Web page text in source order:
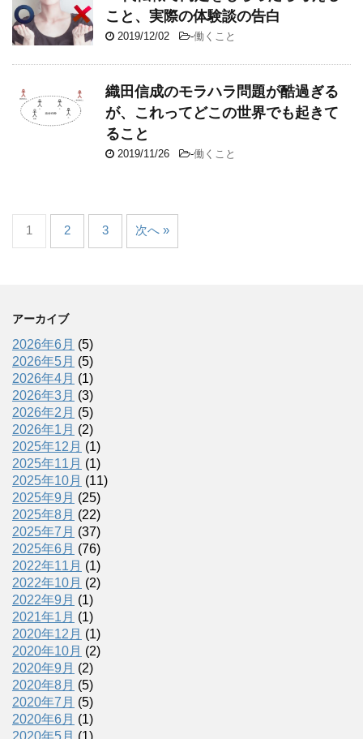
こと、実際の体験談の告白
2019/12/02 -働くこと
織田信成のモラハラ問題が酷過ぎる
が、これってどこの世界でも起きて
ること
2019/11/26 -働くこと
1 2 3 次へ »
アーカイブ
2026年6月 (5)
2026年5月 (5)
2026年4月 (1)
2026年3月 (3)
2026年2月 (5)
2026年1月 (2)
2025年12月 (1)
2025年11月 (1)
2025年10月 (11)
2025年9月 (25)
2025年8月 (22)
2025年7月 (37)
2025年6月 (76)
2022年11月 (1)
2022年10月 (2)
2022年9月 (1)
2021年1月 (1)
2020年12月 (1)
2020年10月 (2)
2020年9月 (2)
2020年8月 (5)
2020年7月 (5)
2020年6月 (1)
2020年5月 (1)